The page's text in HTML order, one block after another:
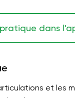
pratique dans
et les